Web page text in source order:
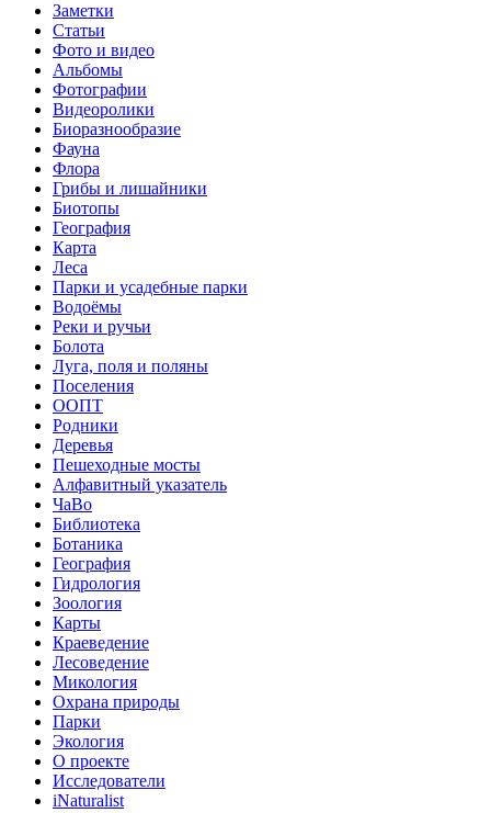
Заметки
Статьи
Фото и видео
Альбомы
Фотографии
Видеоролики
Биоразнообразие
Фауна
Флора
Грибы и лишайники
Биотопы
География
Карта
Леса
Парки и усадебные парки
Водоёмы
Реки и ручьи
Болота
Луга, поля и поляны
Поселения
ООПТ
Родники
Деревья
Пешеходные мосты
Алфавитный указатель
ЧаВо
Библиотека
Ботаника
География
Гидрология
Зоология
Карты
Краеведение
Лесоведение
Микология
Охрана природы
Парки
Экология
О проекте
Исследователи
iNaturalist